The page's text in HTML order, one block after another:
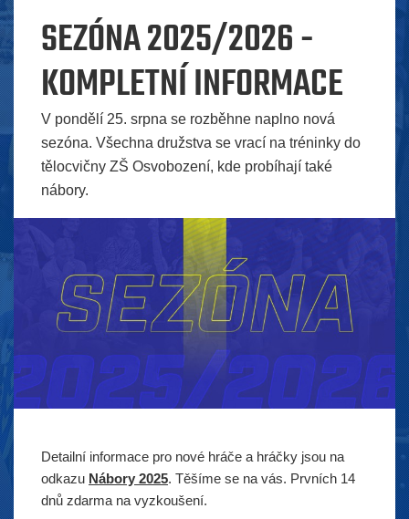
SEZÓNA 2025/2026 -
KOMPLETNÍ INFORMACE
V pondělí 25. srpna se rozběhne naplno nová
sezóna. Všechna družstva se vrací na tréninky do
tělocvičny ZŠ Osvobození, kde probíhají také
nábory.
Detailní informace pro nové hráče a hráčky jsou na
odkazu Nábory 2025. Těšíme se na vás. Prvních 14
dnů zdarma na vyzkoušení.